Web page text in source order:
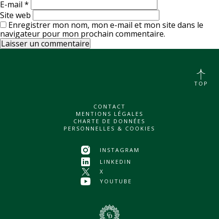
E-mail *
Site web
Enregistrer mon nom, mon e-mail et mon site dans le
navigateur pour mon prochain commentaire.
CONTACT
MENTIONS LÉGALES
CHARTE DE DONNÉES
PERSONNELLES & COOKIES
INSTAGRAM
LINKEDIN
X
YOUTUBE
TOP